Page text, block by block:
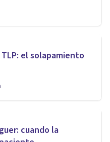
el solapamiento
cuando la